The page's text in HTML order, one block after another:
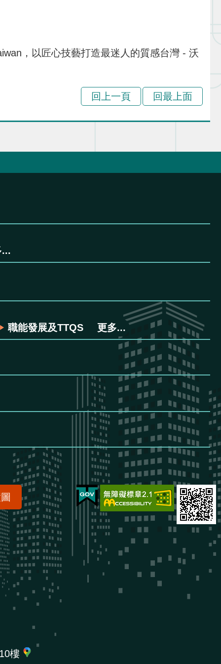
，以匠心技藝打造最迷人的質感台灣 - 沃
回上一頁 回最上面
...
職能發展及TTQS 更多...
樓